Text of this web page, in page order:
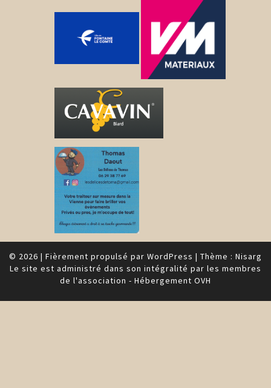
© 2026 | Fièrement propulsé par WordPress | Thème : Nisarg
Le site est administré dans son intégralité par les membres
de l'association - Hébergement OVH